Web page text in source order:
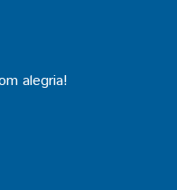
alegria!